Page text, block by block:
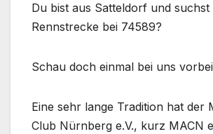
Du bist aus Satteldorf und suchst
Rennstrecke bei 74589?
Schau doch einmal bei uns
Eine sehr lange Tradition hat der
Club Nürnberg e.V., kurz MACN